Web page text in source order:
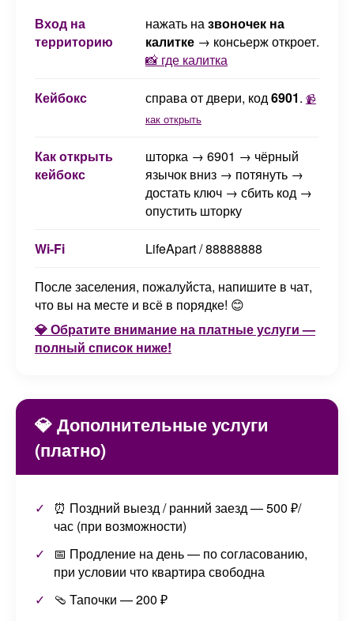
Вход на
территорию
нажать назвоночек на
калитке → консьерж откроет.
📸 где калитка
Кейбокс справа от двери, код6901. 📹
как открыть
Как открыть
кейбокс
шторка → 6901 → чёрный
язычок вниз → потянуть →
достать ключ → сбить код →
опустить шторку
Wi-Fi LifeApart / 88888888
После заселения, пожалуйста, напишите в чат,
что вы на месте и всё в порядке! 😊
💎 Обратите внимание на платные услуги —
полный список ниже!
💎 Дополнительные услуги
(платно)
⏰ Поздний выезд / ранний заезд — 500 ₽/
час (при возможности)
📅 Продление на день — по согласованию,
при условии что квартира свободна
🩴 Тапочки — 200 ₽